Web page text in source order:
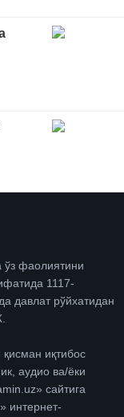
ўз фаолиятини
1117-
давлат рўйхатидан
иқтибос
аудио ва/ёки
сайтига
интернет-